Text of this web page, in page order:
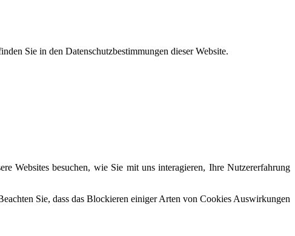
Sie in den Datenschutzbestimmungen dieser Website.
Websites besuchen, wie Sie mit uns interagieren, Ihre Nutzererfahrung
Sie, dass das Blockieren einiger Arten von Cookies Auswirkungen